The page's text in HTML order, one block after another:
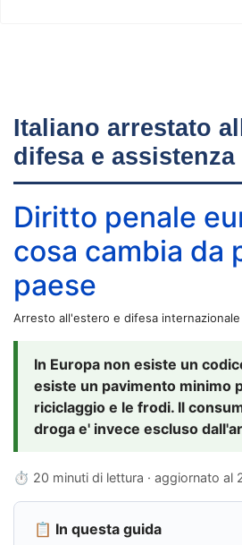
Italiano arrestato
difesa e assistenza
Diritto penale
cosa cambia da
paese
Arresto all'estero e difesa internazionale
In Europa non esiste un
esiste un pavimento minimo
riciclaggio e le frodi. Il
droga e' invece escluso
⏱ 20 minuti di lettura · aggiornato al
📋 In questa guida